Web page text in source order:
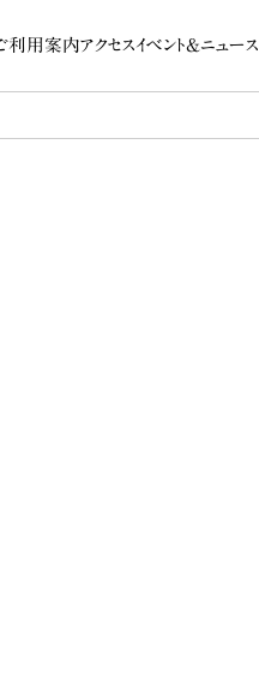
利用案内アクセスイベント&ニュース